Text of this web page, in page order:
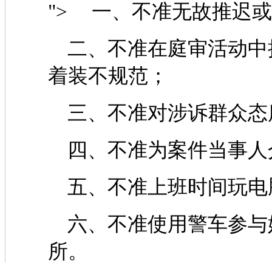
"> 一、不准无故推迟或
二、不准在庭审活动中
着装不规范；
三、不准对涉诉群众态
四、不准为案件当事人
五、不准上班时间玩电
六、不准使用警车参与
所。